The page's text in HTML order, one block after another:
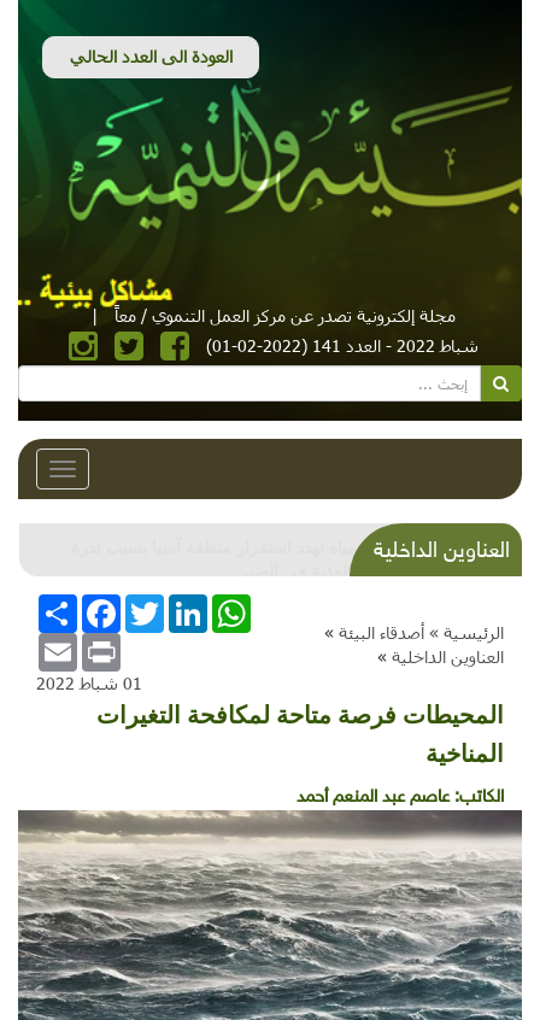
مجلة إلكترونية تصدر عن مركز العمل التنموي / معاً
|
شباط 2022 - العدد 141 (2022-02-01)
Toggle
العناوين الداخليةأزمة مياه تهدد استقرار منطقة آسيا بسبب ندرة
المياه العذبة في الصين
الرئيسية » أصدقاء البيئة »
العناوين الداخلية »
انشر
FacebookTwitterLinkedInWhatsApp
Email Print
01 شباط 2022
المحيطات فرصة متاحة لمكافحة التغيرات
المناخية
الكاتب:عاصم عبد المنعم أحمد